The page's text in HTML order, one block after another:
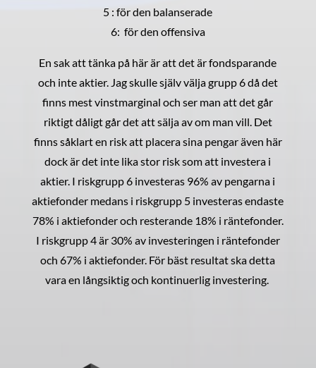
5 : för den balanserade
6: för den offensiva
En sak att tänka på här är att det är fondsparande
och inte aktier. Jag skulle själv välja grupp 6 då det
finns mest vinstmarginal och ser man att det går
riktigt dåligt går det att sälja av om man vill. Det
finns såklart en risk att placera sina pengar även här
dock är det inte lika stor risk som att investera i
aktier. I riskgrupp 6 investeras 96% av pengarna i
aktiefonder medans i riskgrupp 5 investeras endaste
78% i aktiefonder och resterande 18% i räntefonder.
I riskgrupp 4 är 30% av investeringen i räntefonder
och 67% i aktiefonder. För bäst resultat ska detta
vara en långsiktig och kontinuerlig investering.